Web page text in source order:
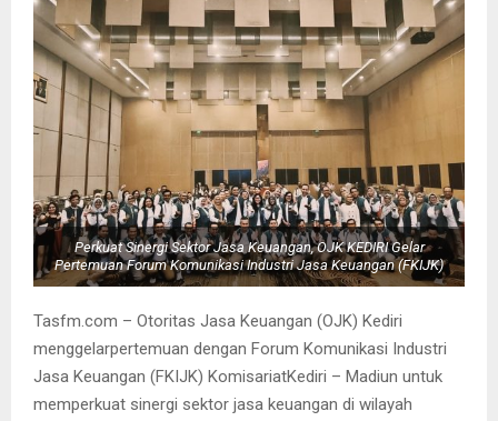
Perkuat Sinergi Sektor Jasa Keuangan, OJK KEDIRI Gelar
Pertemuan Forum Komunikasi Industri Jasa Keuangan (FKIJK)
Tasfm.com – Otoritas Jasa Keuangan (OJK) Kediri
menggelarpertemuan dengan Forum Komunikasi Industri
Jasa Keuangan (FKIJK) KomisariatKediri – Madiun untuk
memperkuat sinergi sektor jasa keuangan di wilayah